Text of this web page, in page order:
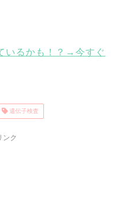
いるかも！？→今すぐ
遺伝子検査
ンク